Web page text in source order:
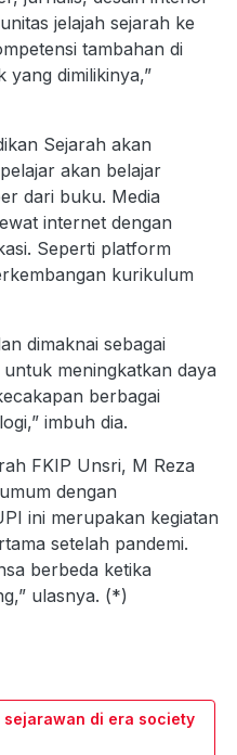
jelajah sejarah ke
tambahan di
yang dimilikinya,”
Sejarah akan
akan belajar
dari buku. Media
internet dengan
Seperti platform
kurikulum
dimaknai sebagai
meningkatkan daya
berbagai
imbuh dia.
FKIP Unsri, M Reza
dengan
ini merupakan kegiatan
setelah pandemi.
berbeda ketika
ulasnya. (*)
di era society